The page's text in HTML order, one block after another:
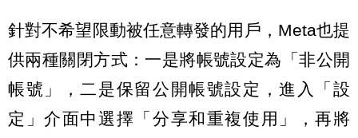
針對不希望限動被任意轉發的用戶，Meta也提
供兩種關閉方式：一是將帳號設定為「非公開
帳號」，二是保留公開帳號設定，進入「設
定」介面中選擇「分享和重複使用」，再將